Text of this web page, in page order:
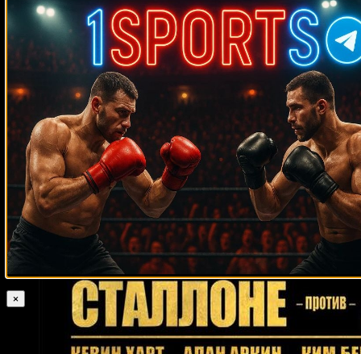
Аксель Шульц Сергей Павлович Эбенезер Тетте Билли Даньелз
Шугар Рэй Силз
Ричард Данн Фрэнк Бруно Мэйси Барбер
Флойд Паттерсон Карл Барвайс Гилберт Квироус Даниэль
Джейсон Соса Мигель Мэтьюз Хоаким Сильва
Элвин
Льюис
Мак Фостер Гарольд Бразье Родольфо Беллато Зора
Фолли
Патрик Лопес Майк Колберт Роландо Ромеро
Радивое
Калайджич Омар Нарваэс Юриоркис Гамбоа Сэмми Фуэнтес Юрген
Блин Мэтт Скелтон Стив Вальдес Феликс Валера Чарли Полит
Албен Белински Тарас Биденко Терри Томас Эдди Мэчен Грег
Горрелл Хорхе Паес Реджи Сандерс Чак Гарднер Боб Хазелтон
Мэтью Эллис Антонио Пикарди Марко Антонио
Баррера Дэнни Батчелдер
×